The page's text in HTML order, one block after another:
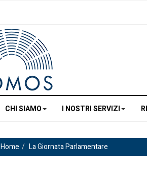
CHI SIAMO I NOSTRI SERVIZI
Home La Giornata Parlamentare